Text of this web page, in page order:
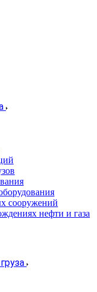
сооружений
нефти и газа